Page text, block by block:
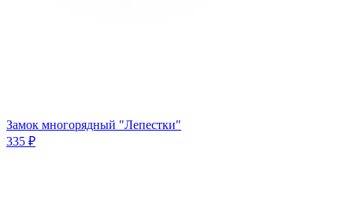
Замок многорядный "Лепестки"
335 ₽